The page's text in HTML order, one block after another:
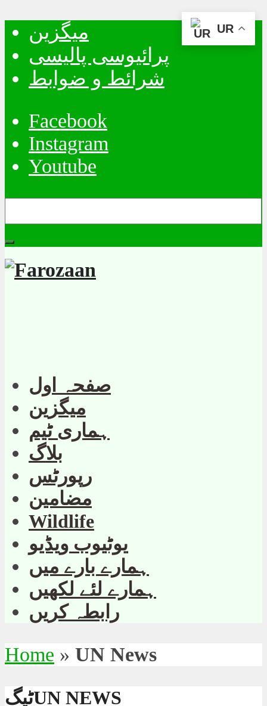
میگزین
پرائیوسی پالیسی
شرائط و ضوابط
Facebook
Instagram
Youtube
صفحہ اول
میگزین
ہماری ٹیم
بلاگ
رپورٹس
مضامین
Wildlife
یوٹیوب ویڈیو
ہمارے بارے میں
ہمارے لئے لکھیں
رابطہ کریں
Home » UN News
ٹیگUN NEWS
UR